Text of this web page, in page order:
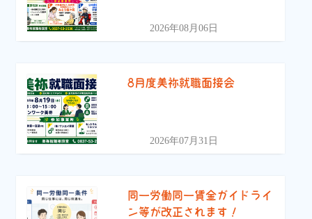
2026年08月06日
8月度美祢就職面接会
2026年07月31日
同一労働同一賃金ガイドライ
ン等が改正されます！